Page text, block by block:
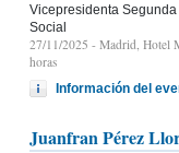
Vicepresidenta
Social
27/11/2025 - Madrid, Hotel
horas
Información del
Juanfran Pérez